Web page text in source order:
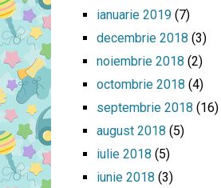
ianuarie 2019(7)
decembrie 2018 (3)
noiembrie 2018 (2)
octombrie 2018 (4)
septembrie 2018 (16)
august 2018 (5)
iulie 2018 (5)
iunie 2018 (3)